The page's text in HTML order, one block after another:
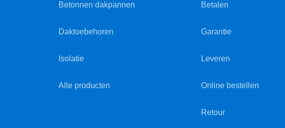
Betonnen dakpannen
Daktoebehoren
Isolatie
Alle producten
Betalen
Garantie
Leveren
Online bestellen
Retour